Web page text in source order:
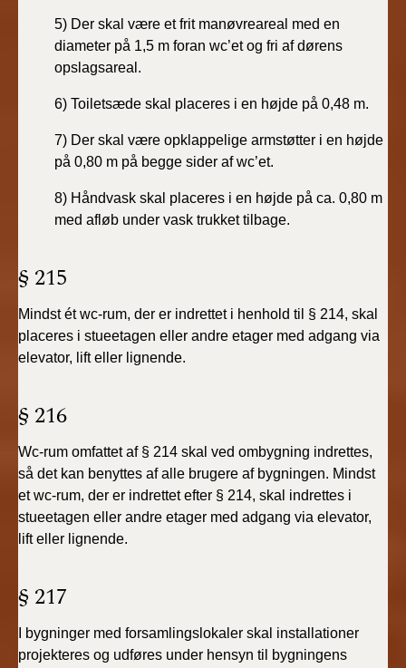
5) Der skal være et frit manøvreareal med en
diameter på 1,5 m foran wc’et og fri af dørens
opslagsareal.
6) Toiletsæde skal placeres i en højde på 0,48 m.
7) Der skal være opklappelige armstøtter i en højde
på 0,80 m på begge sider af wc’et.
8) Håndvask skal placeres i en højde på ca. 0,80 m
med afløb under vask trukket tilbage.
§ 215
Mindst ét wc-rum, der er indrettet i henhold til § 214, skal
placeres i stueetagen eller andre etager med adgang via
elevator, lift eller lignende.
§ 216
Wc-rum omfattet af § 214 skal ved ombygning indrettes,
så det kan benyttes af alle brugere af bygningen. Mindst
et wc-rum, der er indrettet efter § 214, skal indrettes i
stueetagen eller andre etager med adgang via elevator,
lift eller lignende.
§ 217
I bygninger med forsamlingslokaler skal installationer
projekteres og udføres under hensyn til bygningens